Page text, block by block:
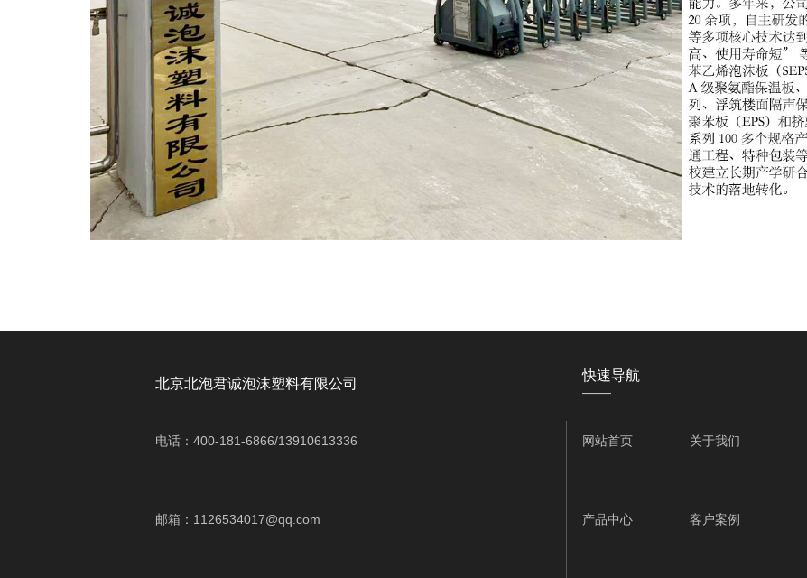
北京北泡君诚泡沫塑料有限公司
快速导航
——
电话：400-181-6866/13910613336 网站首页 关于我们
邮箱：1126534017@qq.com 产品中心 客户案例